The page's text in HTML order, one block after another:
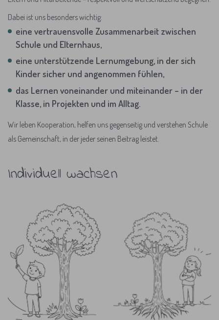
Dabei ist uns besonders wichtig:
eine vertrauensvolle Zusammenarbeit zwischen
Schule und Elternhaus,
eine unterstützende Lernumgebung, in der sich
Kinder sicher und angenommen fühlen,
das Lernen voneinander und miteinander – in der
Klasse, in Projekten und im Alltag.
Wir leben Kooperation, helfen uns gegenseitig und verstehen Schule
als Gemeinschaft, in der jeder seinen Beitrag leistet.
Individuell wachsen